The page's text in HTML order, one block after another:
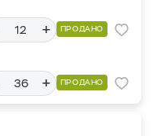
+ ПРОДАНО
+ ПРОДАНО